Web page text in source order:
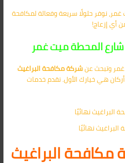
نوفر حلولًا سريعة وفعالة لمكافحة
أي إزعاج!
المحطة ميت غمر
وتبحث عنشركة مكافحة البراغيث
هي خيارك الأول. نقدم خدمات
نهائيًا
البراغيث